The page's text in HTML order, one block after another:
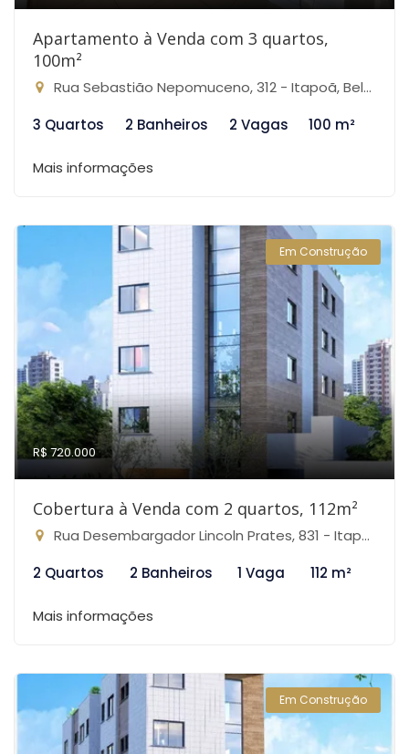
Apartamento à Venda com 3 quartos,
100m²
Rua Sebastião Nepomuceno, 312 - Itapoã, Belo Horizonte-MG
3 Quartos
2 Banheiros 2 Vagas 100 m²
Mais informações
Em Construção
R$ 720.000
Cobertura à Venda com 2 quartos, 112m²
Rua Desembargador Lincoln Prates, 831 - Itapoã, Belo Horizonte-MG
2 Quartos
2 Banheiros 1 Vaga 112 m²
Mais informações
Em Construção